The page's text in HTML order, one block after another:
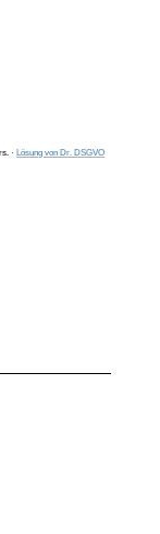
· Lösung von Dr. DSGVO